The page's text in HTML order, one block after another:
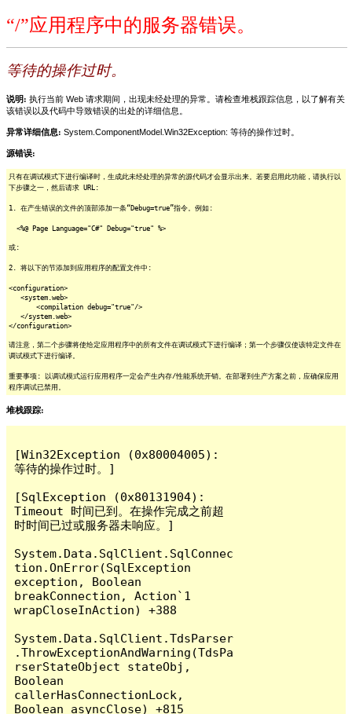
“/”应用程序中的服务器错误。
等待的操作过时。
说明: 执行当前 Web 请求期间，出现未经处理的异常。请检查堆栈跟踪信息，以了解有关
该错误以及代码中导致错误的出处的详细信息。
异常详细信息: System.ComponentModel.Win32Exception: 等待的操作过时。
源错误:
只有在调试模式下进行编译时，生成此未经处理的异常的源代码才会显示出来。若要启用此功能，请执行以
下步骤之一，然后请求 URL:
1. 在产生错误的文件的顶部添加一条“Debug=true”指令。例如:
<%@ Page Language="C#" Debug="true" %>
或:
2. 将以下的节添加到应用程序的配置文件中:
<configuration>
<system.web>
<compilation debug="true"/>
</system.web>
</configuration>
请注意，第二个步骤将使给定应用程序中的所有文件在调试模式下进行编译；第一个步骤仅使该特定文件在
调试模式下进行编译。
重要事项: 以调试模式运行应用程序一定会产生内存/性能系统开销。在部署到生产方案之前，应确保应用
程序调试已禁用。
堆栈跟踪:
[Win32Exception (0x80004005):
等待的操作过时。]
[SqlException (0x80131904):
Timeout 时间已到。在操作完成之前超
时时间已过或服务器未响应。]
System.Data.SqlClient.SqlConnec
tion.OnError(SqlException
exception, Boolean
breakConnection, Action`1
wrapCloseInAction) +388
System.Data.SqlClient.TdsParser
.ThrowExceptionAndWarning(TdsPa
rserStateObject stateObj,
Boolean
callerHasConnectionLock,
Boolean asyncClose) +815